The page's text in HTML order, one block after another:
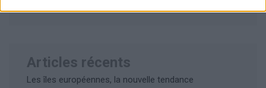
Articles récents
Les îles européennes, la nouvelle tendance